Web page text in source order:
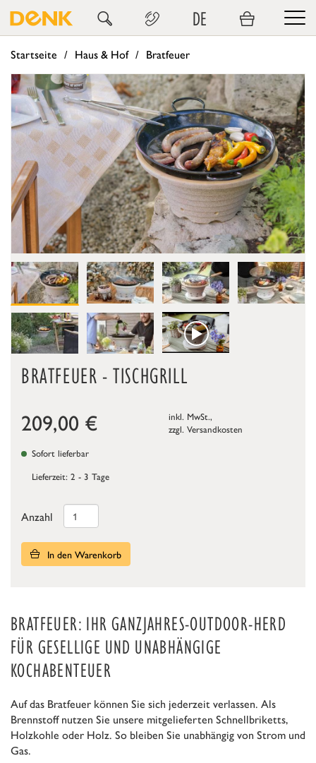
DE
Startseite Haus & Hof Bratfeuer
BRATFEUER - TISCHGRILL
209,00 €
inkl. MwSt.,
zzgl. Versandkosten
Sofort lieferbar
Lieferzeit: 2 - 3 Tage
Anzahl
In den Warenkorb
BRATFEUER: IHR GANZJAHRES-OUTDOOR-HERD
FÜR GESELLIGE UND UNABHÄNGIGE
KOCHABENTEUER
Auf das Bratfeuer können Sie sich jederzeit verlassen. Als
Brennstoff nutzen Sie unsere mitgelieferten Schnellbriketts,
Holzkohle oder Holz. So bleiben Sie unabhängig von Strom und
Gas.